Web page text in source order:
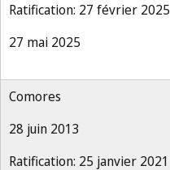
Ratification: 27 février 2025
27 mai 2025
Comores
28 juin 2013
Ratification: 25 janvier 2021